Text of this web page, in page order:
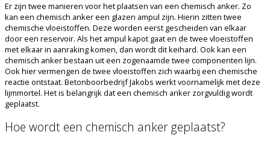
Er zijn twee manieren voor het plaatsen van een chemisch anker. Zo
kan een chemisch anker een glazen ampul zijn. Hierin zitten twee
chemische vloeistoffen. Deze worden eerst gescheiden van elkaar
door een reservoir. Als het ampul kapot gaat en de twee vloeistoffen
met elkaar in aanraking komen, dan wordt dit keihard. Ook kan een
chemisch anker bestaan uit een zogenaamde twee componenten lijn.
Ook hier vermengen de twee vloeistoffen zich waarbij een chemische
reactie ontstaat. Betonboorbedrijf Jakobs werkt voornamelijk met deze
lijmmortel. Het is belangrijk dat een chemisch anker zorgvuldig wordt
geplaatst.
Hoe wordt een chemisch anker geplaatst?